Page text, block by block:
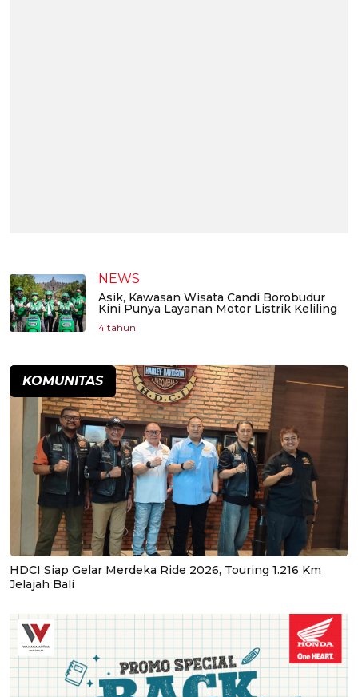
NEWS
Asik, Kawasan Wisata Candi Borobudur
Kini Punya Layanan Motor Listrik Keliling
4 tahun
KOMUNITAS
HDCI Siap Gelar Merdeka Ride 2026, Touring 1.216 Km
Jelajah Bali